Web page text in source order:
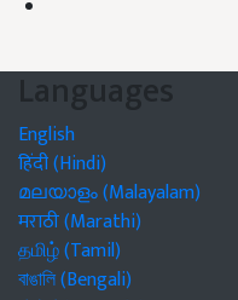
Languages
English
हिंदी (Hindi)
മലയാളം (Malayalam)
मराठी (Marathi)
தமிழ் (Tamil)
বাঙালি (Bengali)